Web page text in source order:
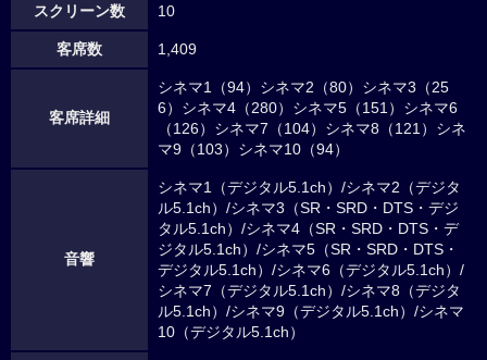
スクリーン数 10
客席数 1,409
客席詳細
シネマ1（94）シネマ2（80）シネマ3（25
6）シネマ4（280）シネマ5（151）シネマ6
（126）シネマ7（104）シネマ8（121）シネ
マ9（103）シネマ10（94）
音響
シネマ1（デジタル5.1ch）/シネマ2（デジタ
ル5.1ch）/シネマ3（SR・SRD・DTS・デジ
タル5.1ch）/シネマ4（SR・SRD・DTS・デ
ジタル5.1ch）/シネマ5（SR・SRD・DTS・
デジタル5.1ch）/シネマ6（デジタル5.1ch）/
シネマ7（デジタル5.1ch）/シネマ8（デジタ
ル5.1ch）/シネマ9（デジタル5.1ch）/シネマ
10（デジタル5.1ch）